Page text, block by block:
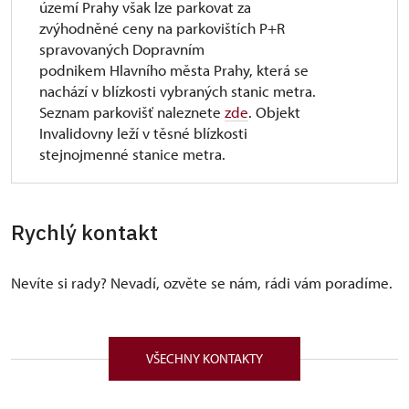
území Prahy však lze parkovat za
zvýhodněné ceny na parkovištích P+R
spravovaných Dopravním
podnikem Hlavního města Prahy, která se
nachází v blízkosti vybraných stanic metra.
Seznam parkovišť naleznete zde. Objekt
Invalidovny leží v těsné blízkosti
stejnojmenné stanice metra.
Rychlý kontakt
Nevíte si rady? Nevadí, ozvěte se nám, rádi vám poradíme.
VŠECHNY KONTAKTY